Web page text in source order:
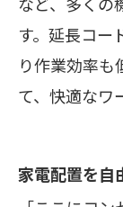
す。延長コー
り作業効率も
て、快適なワ
家電配置を自